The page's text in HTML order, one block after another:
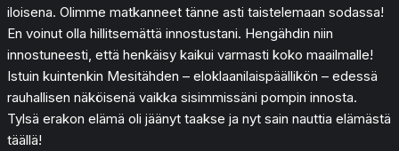
iloisena. Olimme matkanneet tänne asti taistelemaan sodassa!
En voinut olla hillitsemättä innostustani. Hengähdin niin
innostuneesti, että henkäisy kaikui varmasti koko maailmalle!
Istuin kuintenkin Mesitähden – eloklaanilaispäällikön – edessä
rauhallisen näköisenä vaikka sisimmissäni pompin innosta.
Tylsä erakon elämä oli jäänyt taakse ja nyt sain nauttia elämästä
täällä!